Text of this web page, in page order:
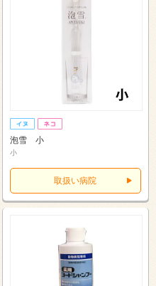
泡雪 小
小
取扱い病院